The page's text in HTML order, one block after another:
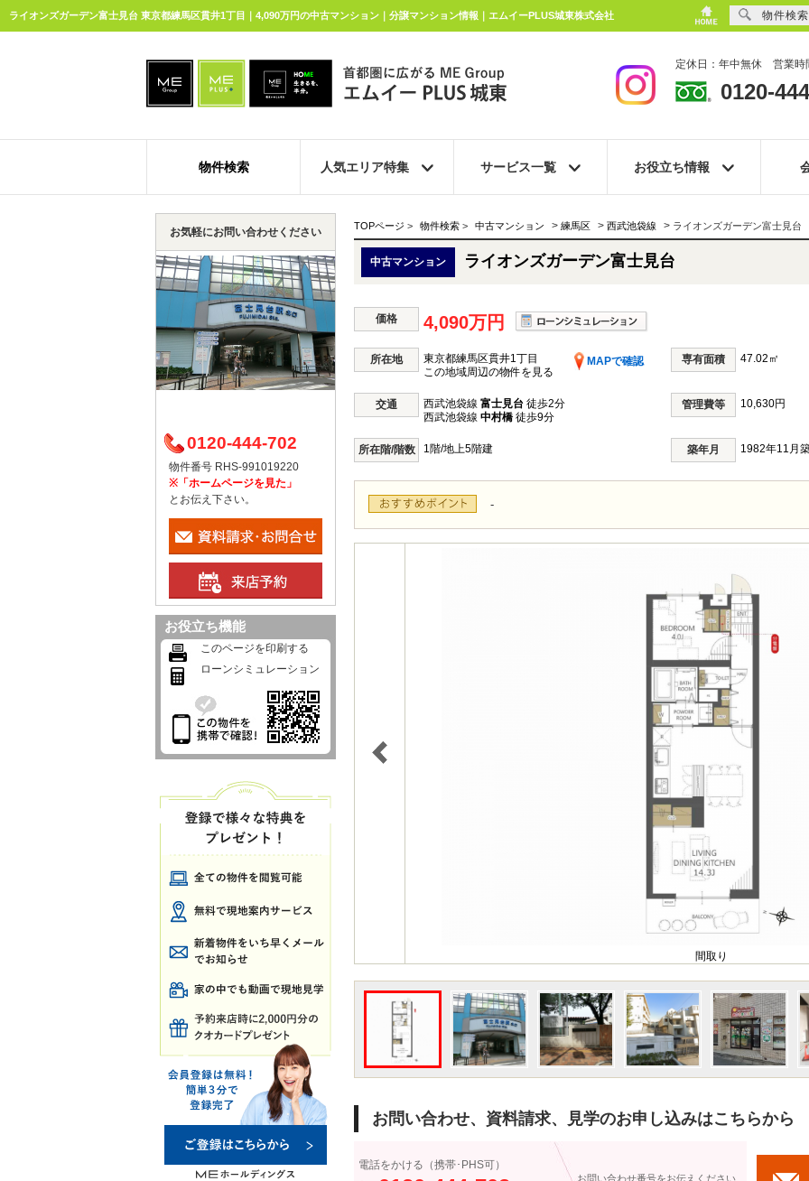
ライオンズガーデン富士見台 東京都練馬区貫井1丁目｜4,090万円の中古マンション｜分譲マンション情報｜エムイーPLUS城東株式会社
定休日：年中無休 営業時
0120-
物件検索 人気エリア特集 サービス一覧 お役立ち情報
TOPページ > 物件検索 > 中古マンション > 練馬区 > 西武池袋線 > ライオンズガーデン富士見台
中古マンション ライオンズガーデン富士見台
価格 4,090万円
所在地 東京都練馬区貫井1丁目
MAPで確認
この地域周辺の物件を見る
専有面積 47.02㎡
交通 西武池袋線 富士見台 徒歩2分
西武池袋線 中村橋 徒歩9分
管理費等 10,630円
所在階/階数 1階/地上5階建 築年月 1982年11月
-
間取り
お問い合わせ、資料請求、見学のお申し込みはこちらから
電話をかける（携帯･PHS可）
お問い合わせ番号をお伝えください
お気軽にお問い合わせください
0120-444-702
物件番号 RHS-991019220
※「ホームページを見た」
とお伝え下さい。
お役立ち機能
このページを印刷する
ローンシミュレーション
物件検索